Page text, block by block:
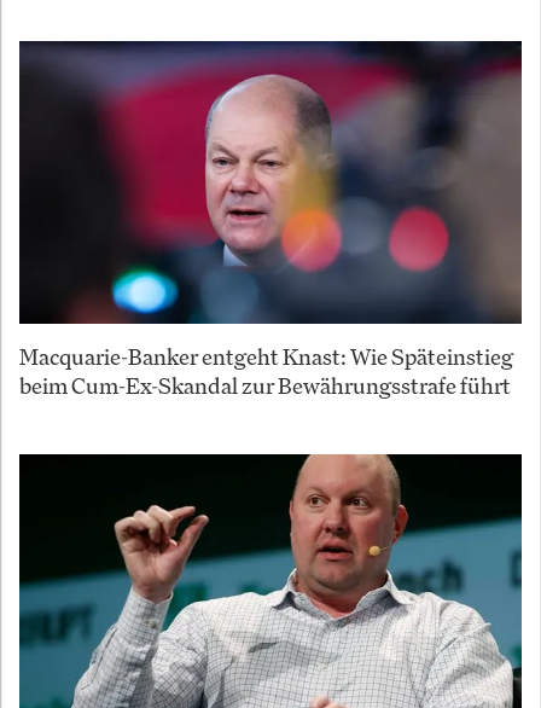
Macquarie-Banker entgeht Knast: Wie Späteinstieg
beim Cum-Ex-Skandal zur Bewährungsstrafe führt